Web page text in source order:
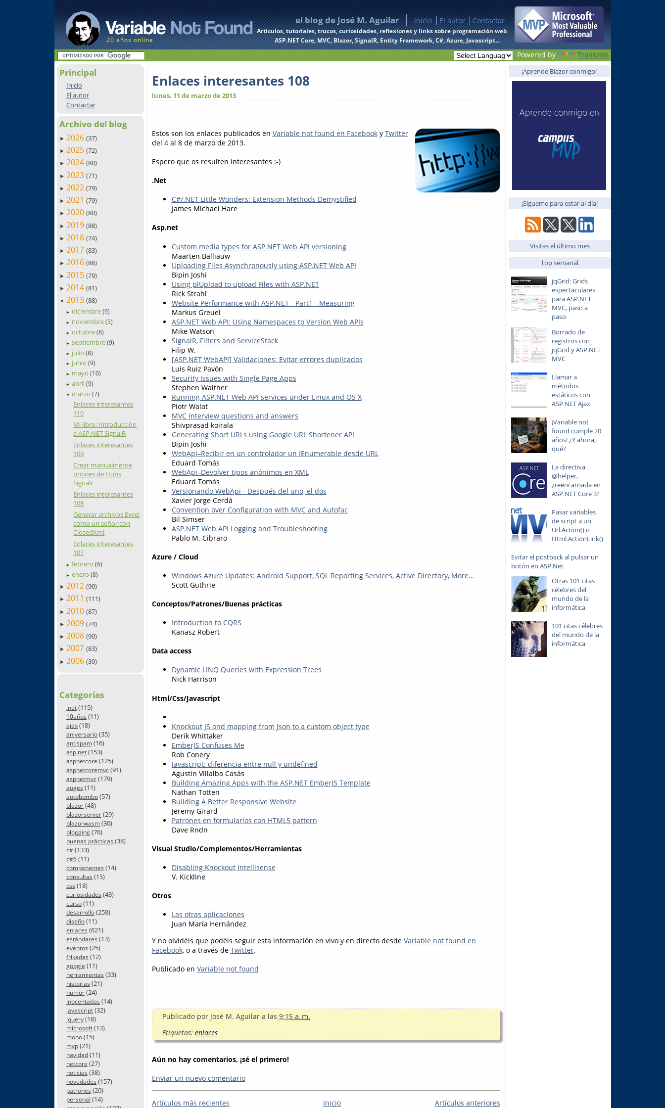
20 años online
el blog de José M. Aguilar Inicio El autor Contactar
Artículos, tutoriales, trucos, curiosidades, reflexiones y links sobre programación web
ASP.NET Core, MVC, Blazor, SignalR, Entity Framework, C#, Azure, Javascript...
Powered by Translate
Principal
Inicio
El autor
Contactar
Archivo del blog
► 2026 (37)
► 2025 (72)
► 2024 (80)
► 2023 (71)
► 2022 (79)
► 2021 (79)
► 2020 (80)
► 2019 (88)
► 2018 (74)
► 2017 (83)
► 2016 (86)
► 2015 (79)
► 2014 (81)
▼ 2013 (88)
► diciembre(9)
► noviembre(5)
► octubre(8)
► septiembre(9)
► julio(8)
► junio(9)
► mayo(10)
► abril(9)
▼ marzo(7)
Enlaces interesantes
110
Mi libro: Introducción
a ASP.NET SignalR
Enlaces interesantes
109
Crear manualmente
proxies de Hubs
Signalr
Enlaces interesantes
108
Generar archivos Excel
como un señor con
ClosedXml
Enlaces interesantes
107
► febrero(6)
► enero(8)
► 2012 (90)
► 2011 (111)
► 2010 (87)
► 2009 (74)
► 2008 (90)
► 2007 (83)
► 2006 (39)
Categorías
.net(115)
10años (11)
ajax(18)
aniversario(35)
antispam(16)
asp.net(153)
aspnetcore (125)
aspnetcoremvc(91)
aspnetmvc(179)
auges (11)
autobombo(57)
blazor(48)
blazorserver(29)
blazorwasm(30)
blogging(76)
buenas prácticas (38)
c#(133)
c#6(11)
componentes (14)
consultas (15)
css (18)
curiosidades (43)
curso(11)
desarrollo(258)
diseño(11)
enlaces (621)
estándares (13)
eventos (25)
frikadas (12)
google (11)
herramientas (33)
historias (21)
humor(24)
inocentadas (14)
javascript(32)
jquery(18)
microsoft(13)
mono(15)
mvp(21)
navidad(11)
netcore (27)
noticias (38)
novedades (157)
patrones (20)
personal (14)
Enlaces interesantes 108
lunes, 11 de marzo de 2013
Estos son los enlaces publicados en Variable not found en Facebooky Twitter
del 4 al 8 de marzo de 2013.
Espero que os resulten interesantes :-)
.Net
C#/.NET Little Wonders: Extension Methods Demystified
James Michael Hare
Asp.net
Custom media types for ASP.NET Web API versioning
Maarten Balliauw
Uploading Files Asynchronously using ASP.NET Web API
Bipin Joshi
Using plUpload to upload Files with ASP.NET
Rick Strahl
Website Performance with ASP.NET - Part1 - Measuring
Markus Greuel
ASP.NET Web API: Using Namespaces to Version Web APIs
Mike Watson
SignalR, Filters and ServiceStack
Filip W.
[ASP.NET WebAPI] Validaciones: Evitar errores duplicados
Luis Ruiz Pavón
Security Issues with Single Page Apps
Stephen Walther
Running ASP.NET Web API services under Linux and OS X
Piotr Walat
MVC Interview questions and answers
Shivprasad koirala
Generating Short URLs using Google URL Shortener API
Bipin Joshi
WebApi–Recibir en un controlador un IEnumerable desde URL
Eduard Tomás
WebApi–Devolver tipos anónimos en XML
Eduard Tomás
Versionando WebApi - Después del uno, el dos
Xavier Jorge Cerdá
Convention over Configuration with MVC and Autofac
Bil Simser
ASP.NET Web API Logging and Troubleshooting
Pablo M. Cibraro
Azure / Cloud
Windows Azure Updates: Android Support, SQL Reporting Services, Active Directory, More…
Scott Guthrie
Conceptos/Patrones/Buenas prácticas
Introduction to CQRS
Kanasz Robert
Data access
Dynamic LINQ Queries with Expression Trees
Nick Harrison
Html/Css/Javascript
Knockout JS and mapping from Json to a custom object type
Derik Whittaker
EmberJS Confuses Me
Rob Conery
Javascript: diferencia entre null y undefined
Agustín Villalba Casás
Building Amazing Apps with the ASP.NET EmberJS Template
Nathan Totten
Building A Better Responsive Website
Jeremy Girard
Patrones en formularios con HTML5 pattern
Dave Rndn
Visual Studio/Complementos/Herramientas
Disabling Knockout Intellisense
V. Kickline
Otros
Las otras aplicaciones
Juan María Hernández
Y no olvidéis que podéis seguir esta información en vivo y en directo desde Variable not found en
Facebook, o a través de Twitter.
Publicado en Variable not found
Publicado por José M. Aguilar a las 9:15 a. m.
Etiquetas: enlaces
Aún no hay comentarios, ¡sé el primero!
Enviar un nuevo comentario
Artículos más recientes Artículos anteriores
Inicio
¡Aprende Blazor conmigo!
¡Sígueme para estar al día!
Visitas el último mes
Top semanal
jqGrid: Grids
espectaculares
para ASP.NET
MVC, paso a
paso
Borrado de
registros con
jqGrid y ASP.NET
MVC
Llamar a
métodos
estáticos con
ASP.NET Ajax
¡Variable not
found cumple 20
años! ¿Y ahora,
qué?
La directiva
@helper,
¿reencarnada en
ASP.NET Core 3?
Pasar variables
de script a un
Url.Action() o
Html.ActionLink()
Evitar el postback al pulsar un
botón en ASP.Net
Otras 101 citas
célebres del
mundo de la
informática
101 citas célebres
del mundo de la
informática